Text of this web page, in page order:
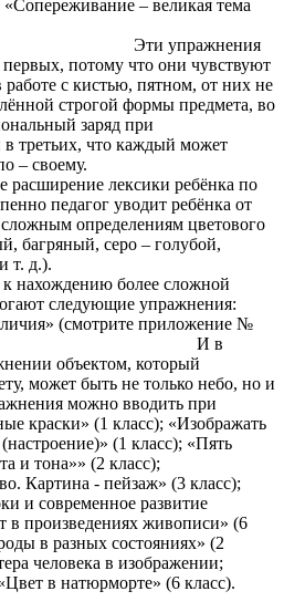
– великая тема
(4 класс).
первых, потому что они чувствуют
работе с кистью, пятном, от них не
строгой формы предмета, во
заряд при
третьих, что каждый может
по – своему.
расширение лексики ребёнка по
педагог уводит ребёнка от
определениям цветового
багряный, серо – голубой,
и т. д.).
более сложной
следующие упражнения:
(смотрите приложение №
И в
объектом, который
может быть не только небо, но и
можно вводить при
краски» (1 класс); «Изображать
(1 класс); «Пять
и тона»» (2 класс);
Картина - пейзаж» (3 класс);
и современное развитие
в произведениях живописи» (6
в разных состояниях» (2
человека в изображении;
«Цвет в натюрморте» (6 класс).